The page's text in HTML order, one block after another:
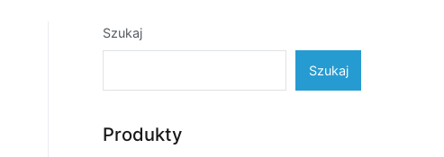
Szukaj
Szukaj
Produkty